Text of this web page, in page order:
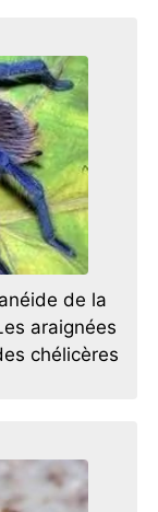
de la
araignées
chélicères